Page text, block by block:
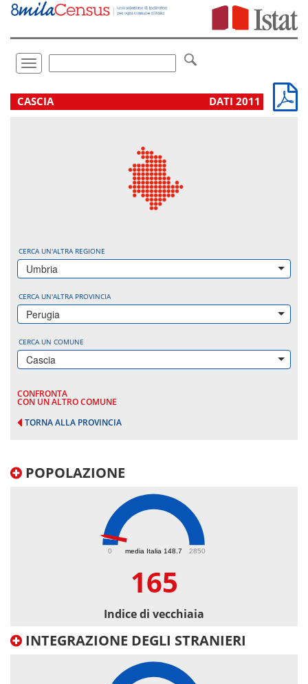
Vai
direttamente
Toggle
navigation
.
CASCIA DATI 2011
CERCA UN'ALTRA REGIONE
Umbria
CERCA UN'ALTRA PROVINCIA
Perugia
CERCA UN COMUNE
Cascia
CONFRONTA
CON UN ALTRO COMUNE
TORNA ALLA PROVINCIA
POPOLAZIONE
media Italia 148.7
0 2850
165
Indice di vecchiaia
INTEGRAZIONE DEGLI STRANIERI